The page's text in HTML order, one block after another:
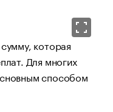
которая
Для многих
способом